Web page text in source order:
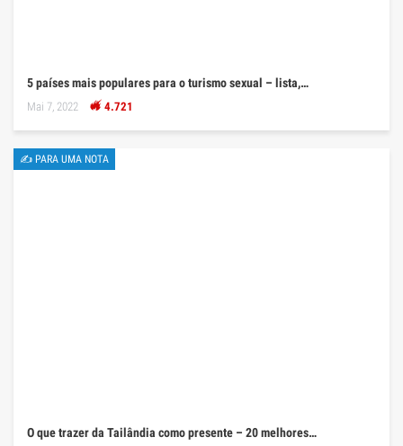
5 países mais populares para o turismo sexual – lista,…
Mai 7, 2022 4.721
✍ PARA UMA NOTA
O que trazer da Tailândia como presente – 20 melhores…